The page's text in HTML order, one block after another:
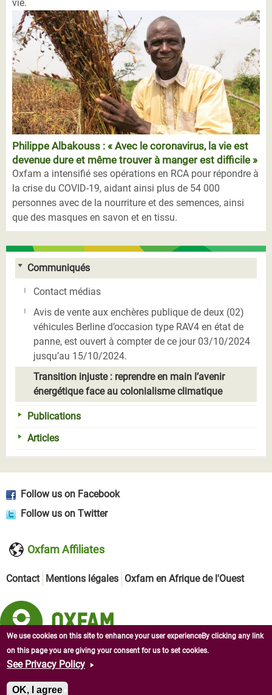
vie.
Philippe Albakouss : « Avec le coronavirus, la vie est
devenue dure et même trouver à manger est difficile »
Oxfam a intensifié ses opérations en RCA pour répondre à
la crise du COVID-19, aidant ainsi plus de 54 000
personnes avec de la nourriture et des semences, ainsi
que des masques en savon et en tissu.
Communiqués
Contact médias
Avis de vente aux enchères publique de deux (02)
véhicules Berline d’occasion type RAV4 en état de
panne, est ouvert à compter de ce jour 03/10/2024
jusqu’au 15/10/2024.
Transition injuste : reprendre en main l’avenir
énergétique face au colonialisme climatique
Publications
Articles
Follow us on Facebook
Follow us on Twitter
Oxfam Affiliates
Contact Mentions légales Oxfam en Afrique de l'Ouest
Copyright © 2026 Oxfam en République centrafricaine. All
rights reserved.
We use cookies on this site to enhance your user experienceBy clicking any link
on this page you are giving your consent for us to set cookies.
See Privacy Policy
OK, I agree